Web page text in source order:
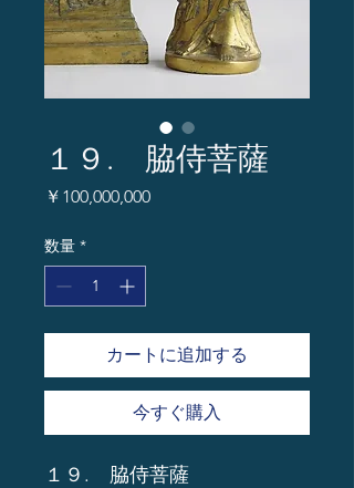
１９. 脇侍菩薩
￥100,000,000価
数量 *
カートに追加する
今すぐ購入
１９. 脇侍菩薩